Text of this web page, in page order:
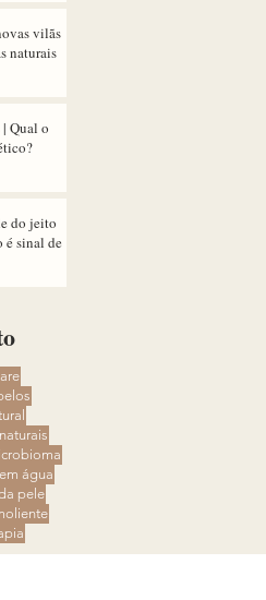
vilãs
naturais
Qual o
do jeito
é sinal de
água
pele